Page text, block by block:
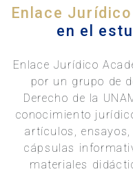
Enlace
en el
Enlace Jurídico
por un grupo de
Derecho de la
conocimiento
artículos,
cápsulas
materiales